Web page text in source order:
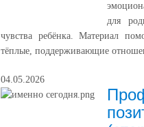
для
чувства ребёнка. Материал
тёплые, поддерживающие
04.05.2026